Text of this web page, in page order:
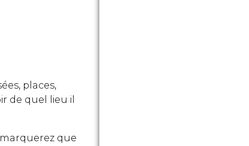
places,
de quel lieu il
que